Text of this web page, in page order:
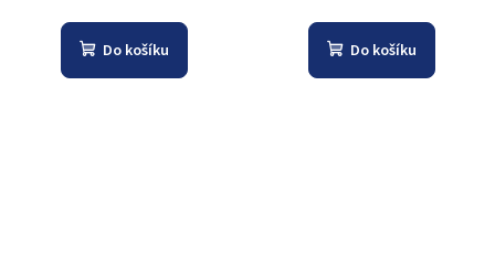
Do košíku Do košíku